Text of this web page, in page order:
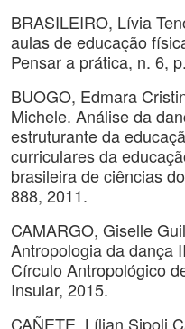
BRASILEIRO, Lívia
aulas de educação
Pensar a prática, n. 6,
BUOGO, Edmara
Michele. Análise da
estruturante da
curriculares da
brasileira de ciências
888, 2011.
CAMARGO, Giselle
Antropologia da dança
Círculo Antropológico
Insular, 2015.
CAÑETE, Lílian Sipoli